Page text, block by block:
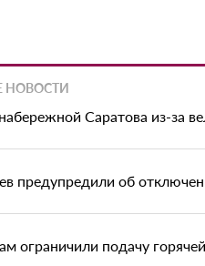
Саратова из-за
предупредили об
ограничили подачу